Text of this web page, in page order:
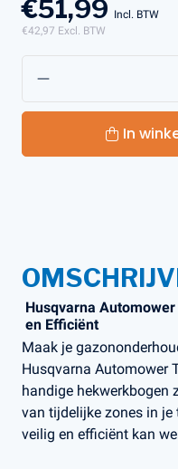
€51,99 Incl. BTW
€42,97 Excl. BTW
In
Husqvarna
en Efficiënt
Maak je
Husqvarna Automower
handige hekwerkbogen
van tijdelijke zones in
veilig en efficiënt kan